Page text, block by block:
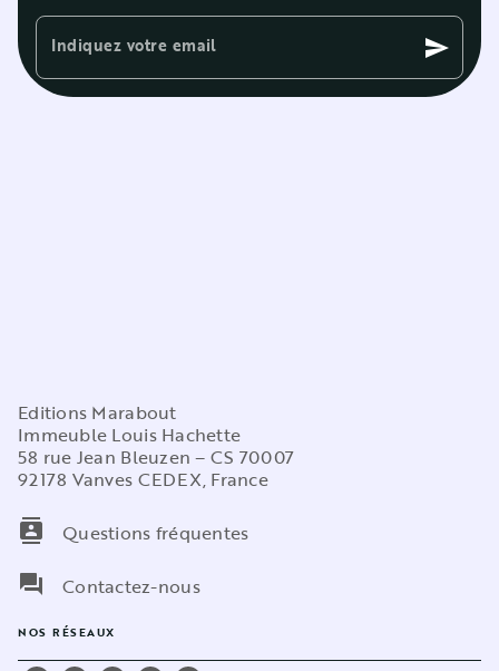
Indiquez votre email send
Editions Marabout
Immeuble Louis Hachette
58 rue Jean Bleuzen – CS 70007
92178 Vanves CEDEX, France
contacts
Questions fréquentes
question_answer
Contactez-nous
NOS RÉSEAUX